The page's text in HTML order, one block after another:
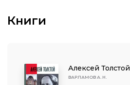
Книги
Алексей Толстой
ВАРЛАМОВ А. Н.